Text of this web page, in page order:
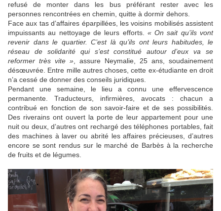
refusé de monter dans les bus préférant rester avec les
personnes rencontrées en chemin, quitte à dormir dehors.
Face aux tas d’affaires éparpillées, les voisins mobilisés assistent
impuissants au nettoyage de leurs efforts. « On sait qu’ils vont
revenir dans le quartier. C’est là qu’ils ont leurs habitudes, le
réseau de solidarité qui s’est constitué autour d’eux va se
reformer très vite », assure Neymalie, 25 ans, soudainement
désœuvrée. Entre mille autres choses, cette ex-étudiante en droit
n’a cessé de donner des conseils juridiques.
Pendant une semaine, le lieu a connu une effervescence
permanente. Traducteurs, infirmières, avocats : chacun a
contribué en fonction de son savoir-faire et de ses possibilités.
Des riverains ont ouvert la porte de leur appartement pour une
nuit ou deux, d’autres ont rechargé des téléphones portables, fait
des machines à laver ou abrité les affaires précieuses, d’autres
encore se sont rendus sur le marché de Barbès à la recherche
de fruits et de légumes.